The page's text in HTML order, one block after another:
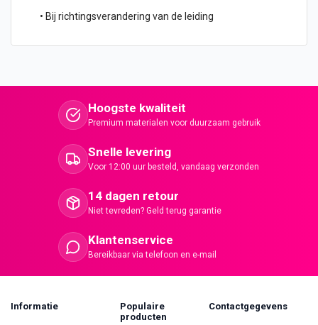
• Bij richtingsverandering van de leiding
Hoogste kwaliteit
Premium materialen voor duurzaam gebruik
Snelle levering
Voor 12:00 uur besteld, vandaag verzonden
14 dagen retour
Niet tevreden? Geld terug garantie
Klantenservice
Bereikbaar via telefoon en e-mail
Informatie
Populaire
producten
Contactgegevens